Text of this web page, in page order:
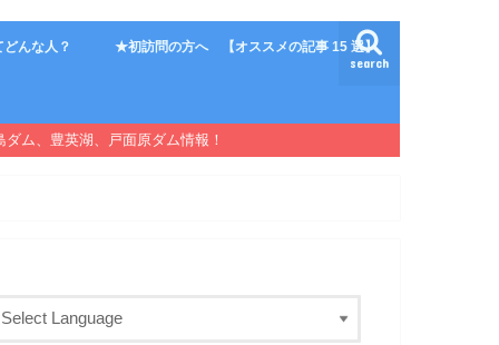
search
んな人？ ★初訪問の方へ 【オススメの記事 15 選】
ム、豊英湖、戸面原ダム情報！